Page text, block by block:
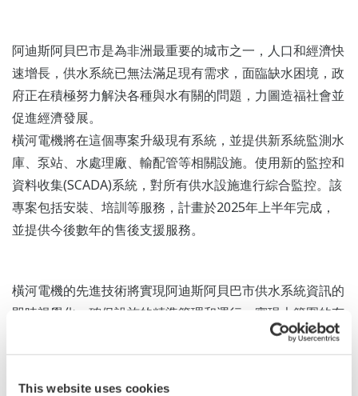
This website uses cookies
阿迪斯阿貝巴市是為非洲最重要的城市之一，人口和經濟快
速增長，供水系統已無法滿足現有需求，面臨缺水困境，政
府正在積極努力解決各種與水有關的問題，力圖造福社會並
促進經濟發展。
橫河電機將在這個專案升級現有系統，並提供新系統監測水
庫、泵站、水處理廠、輸配管等相關設施。使用新的監控和
資料收集(SCADA)系統，對所有供水設施進行綜合監控。該
專案包括安裝、培訓等服務，計畫於2025年上半年完成，
並提供今後數年的售後支援服務。
橫河電機的先進技術將實現阿迪斯阿貝巴市供水系統資訊的
即時視覺化，確保設施的精準管理和運行，實現大範圍的有
Yokogawa Middle East & Africa B.S.C.公司總經理重野邦正
表示：“供水是工業和社會的基礎，有效利用有限的水資源